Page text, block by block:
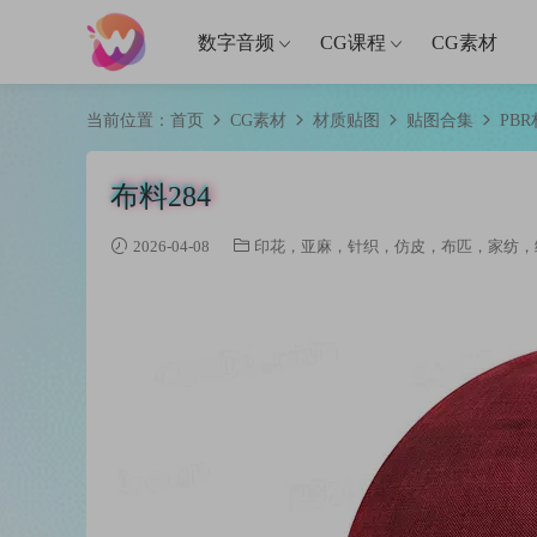
数字音频 CG课程 CG素材
当前位置： 首页 CG素材 材质贴图 贴图合集 PBR
布料284
2026-04-08 印花，亚麻，针织，仿皮，布匹，家纺